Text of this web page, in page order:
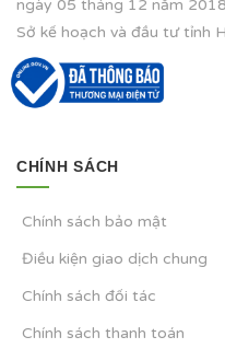
ngày 05 tháng 12 năm
Sở kế hoạch và đầu tư tỉnh
CHÍNH SÁCH
Chính sách bảo mật
Điều kiện giao dịch chung
Chính sách đối tác
Chính sách thanh toán